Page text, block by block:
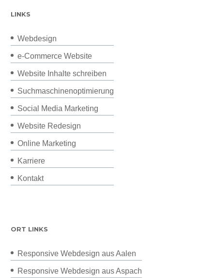
LINKS
Webdesign
e-Commerce Website
Website Inhalte schreiben
Suchmaschinenoptimierung
Social Media Marketing
Website Redesign
Online Marketing
Karriere
Kontakt
ORT LINKS
Responsive Webdesign aus Aalen
Responsive Webdesign aus Aspach